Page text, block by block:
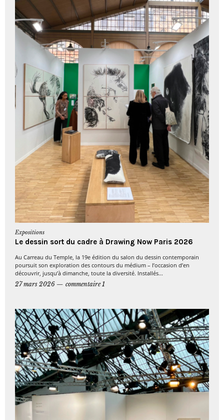
Expositions
Le dessin sort du cadre à Drawing Now Paris 2026
Au Carreau du Temple, la 19e édition du salon du dessin contemporain
poursuit son exploration des contours du médium – l’occasion d’en
découvrir, jusqu’à dimanche, toute la diversité. Installés...
27 mars 2026
commentaire 1